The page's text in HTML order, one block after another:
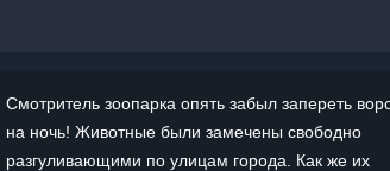
Смотритель зоопарка опять забыл запереть
на ночь! Животные были замечены свободно
разгуливающими по улицам города. Как же их